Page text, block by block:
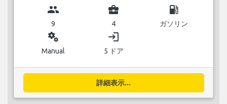
group
9
business_center
4
local_gas_station
ガソリン
miscellaneous_services
Manual
login
5 ドア
詳細表示...